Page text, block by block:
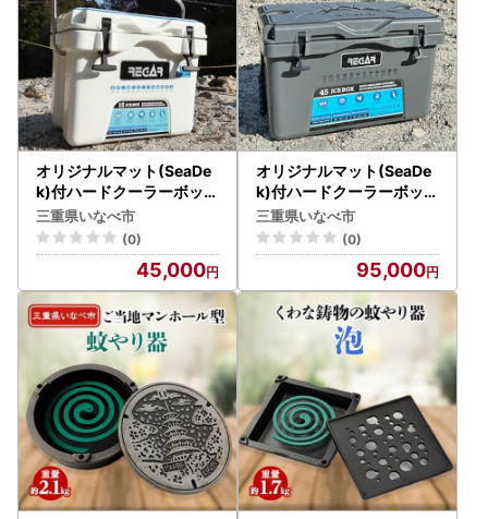
オリジナルマット(SeaDe
k)付ハードクーラーボック
ス (サイズ:15L) カラー
:ホワイト【1264582】
三重県いなべ市
(0)
45,000
オリジナルマット(SeaDe
k)付ハードクーラーボック
ス (サイズ:45L) カラー
:ダークグレイ【1353391
】
三重県いなべ市
(0)
95,000